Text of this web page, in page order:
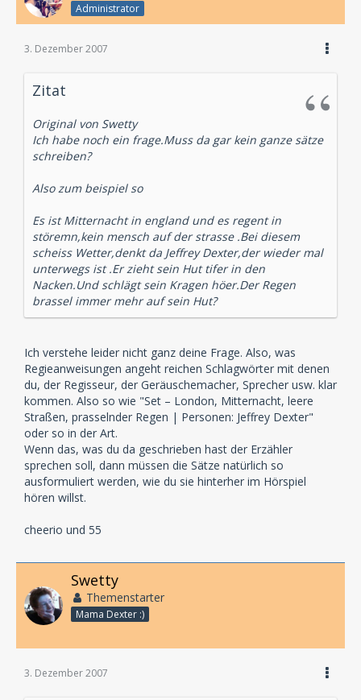
Administrator
3. Dezember 2007
Zitat
Original von Swetty
Ich habe noch ein frage.Muss da gar kein ganze sätze
schreiben?
Also zum beispiel so
Es ist Mitternacht in england und es regent in
störemn,kein mensch auf der strasse .Bei diesem
scheiss Wetter,denkt da Jeffrey Dexter,der wieder mal
unterwegs ist .Er zieht sein Hut tifer in den
Nacken.Und schlägt sein Kragen höer.Der Regen
brassel immer mehr auf sein Hut?
Ich verstehe leider nicht ganz deine Frage. Also, was
Regieanweisungen angeht reichen Schlagwörter mit denen
du, der Regisseur, der Geräuschemacher, Sprecher usw. klar
kommen. Also so wie "Set – London, Mitternacht, leere
Straßen, prasselnder Regen | Personen: Jeffrey Dexter"
oder so in der Art.
Wenn das, was du da geschrieben hast der Erzähler
sprechen soll, dann müssen die Sätze natürlich so
ausformuliert werden, wie du sie hinterher im Hörspiel
hören willst.
cheerio und 55
Swetty
Themenstarter
Mama Dexter :)
3. Dezember 2007